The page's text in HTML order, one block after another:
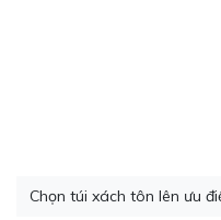
Chọn túi xách tôn lên ưu